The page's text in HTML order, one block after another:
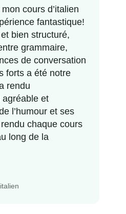
cours d’italien
fantastique!
bien structuré,
grammaire,
de conversation
forts a été notre
rendu
agréable et
l’humour et ses
chaque cours
long de la